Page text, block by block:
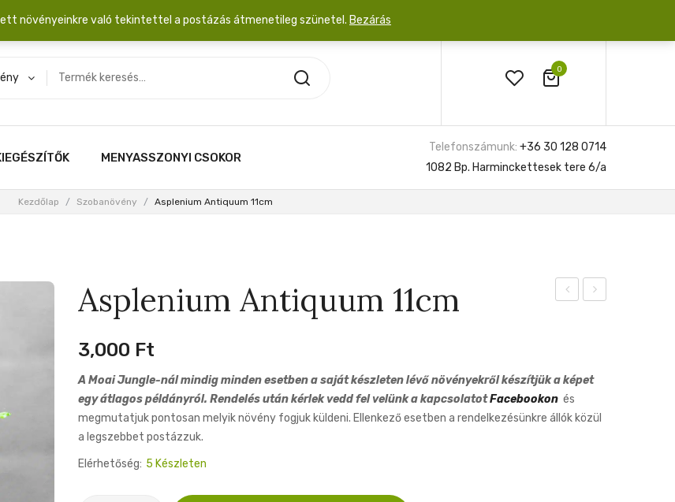
Ft érték felett INGYEN posta!
0
MENYASSZONYI CSOKOR
Telefonszámunk: +36 30 128 0714
1082 Bp. Harminckettesek tere 6/a
Kezdőlap / Szobanövény / Asplenium Antiquum 11cm
Asplenium Antiquum 11cm
3,000 Ft
A Moai Jungle-nál mindig minden esetben a saját készleten lévő növényekről készítjük a képet
egy átlagos példányról. Rendelés után kérlek vedd fel velünk a kapcsolatotFacebookon és
megmutatjuk pontosan melyik növény fogjuk küldeni. Ellenkező esetben a rendelkezésünkre állók közül
a legszebbet postázzuk.
Elérhetőség: 5 Készleten
növényeinkre való tekintettel a postázás átmenetileg szünetel. Bezárás